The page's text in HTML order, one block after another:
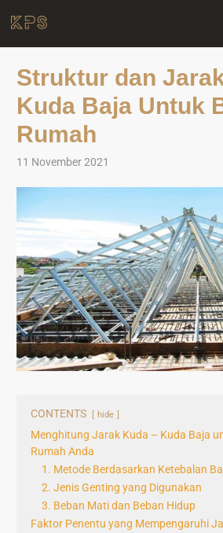
Struktur dan
Kuda Baja Untuk
Rumah
11 November 2021
CONTENTS hide
Menghitung Jarak Kuda – Kuda Baja
Rumah Anda
1. Metode Berdasarkan Ketebalan
2. Jenis Genting yang Digunakan
3. Beban Mati dan Beban Hidup
Faktor Penentu yang Mempengaruhi